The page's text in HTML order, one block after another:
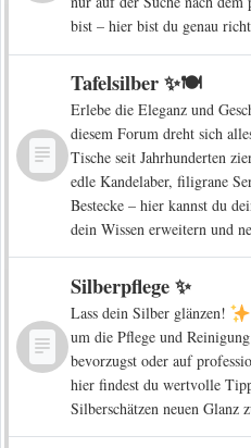
bist – hier bist du genau
Tafelsilber ✨🍽️
Erlebe die Eleganz und
diesem Forum dreht sich
Tische seit Jahrhunderten
edle Kandelaber, filigrane
Bestecke – hier kannst du
dein Wissen erweitern und
Silberpflege ✨
Lass dein Silber glänzen!
um die Pflege und
bevorzugst oder auf
hier findest du wertvolle
Silberschätzen neuen Glanz